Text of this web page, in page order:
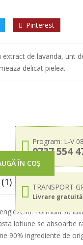
Pinterest
de lavanda, unt
delicat pielea.
Program: L-V
0737 554
TRANSPORT
Livrare gratuită
ÎN COȘ
Formula sa
lotiune se absoarbe
90% ingrediente de